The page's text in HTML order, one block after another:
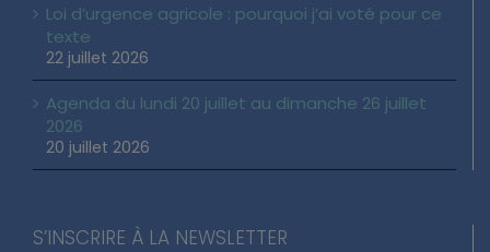
Loi d’urgence agricole : pourquoi j’ai voté pour ce
texte
22 juillet 2026
Agenda du lundi 20 juillet au dimanche 26 juillet
2026
20 juillet 2026
S’INSCRIRE À LA NEWSLETTER